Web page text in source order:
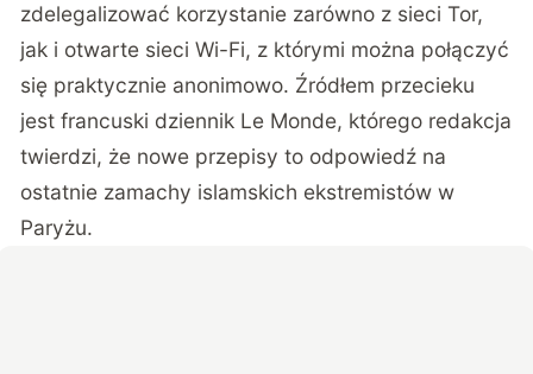
zdelegalizować korzystanie zarówno z sieci Tor,
jak i otwarte sieci Wi-Fi, z którymi można połączyć
się praktycznie anonimowo. Źródłem przecieku
jest francuski dziennik Le Monde, którego redakcja
twierdzi, że nowe przepisy to odpowiedź na
ostatnie zamachy islamskich ekstremistów w
Paryżu.